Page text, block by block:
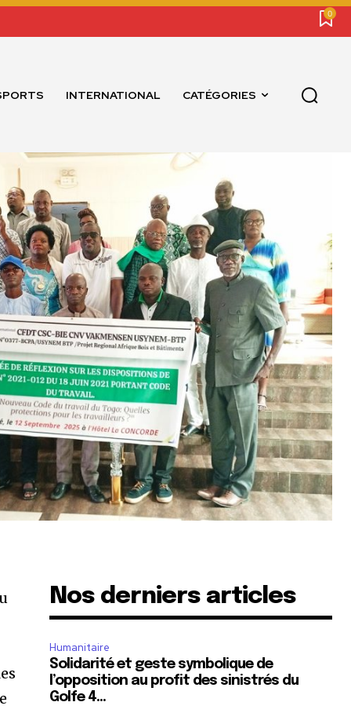
0
INTERNATIONAL CATÉGORIES
Nos derniers articles
Humanitaire
Solidarité et geste symbolique de
l’opposition au profit des sinistrés du
Golfe 4…